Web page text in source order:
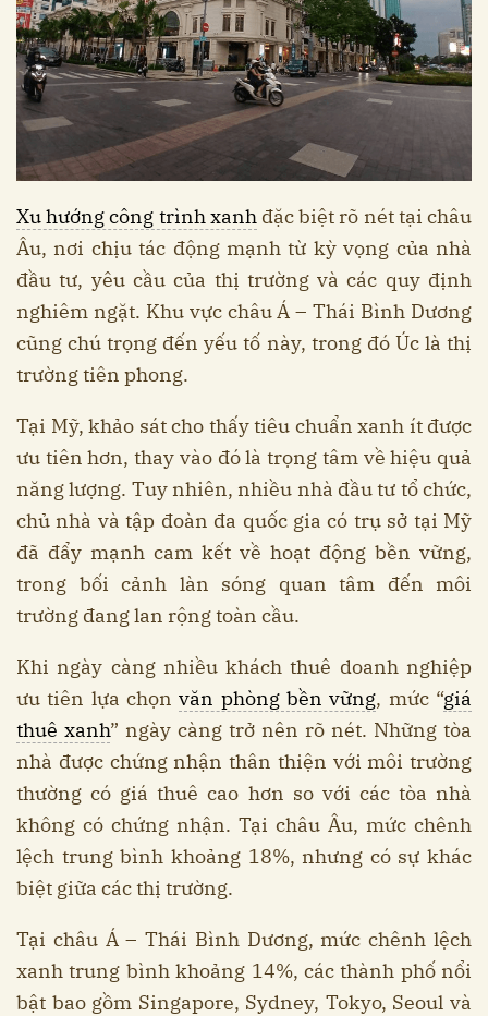
Xu hướng công trình xanhđặc biệt rõ nét tại châu
Âu, nơi chịu tác động mạnh từ kỳ vọng của nhà
đầu tư, yêu cầu của thị trường và các quy định
nghiêm ngặt. Khu vực châu Á – Thái Bình Dương
cũng chú trọng đến yếu tố này, trong đó Úc là thị
trường tiên phong.
Tại Mỹ, khảo sát cho thấy tiêu chuẩn xanh ít được
ưu tiên hơn, thay vào đó là trọng tâm về hiệu quả
năng lượng. Tuy nhiên, nhiều nhà đầu tư tổ chức,
chủ nhà và tập đoàn đa quốc gia có trụ sở tại Mỹ
đã đẩy mạnh cam kết về hoạt động bền vững,
trong bối cảnh làn sóng quan tâm đến môi
trường đang lan rộng toàn cầu.
Khi ngày càng nhiều khách thuê doanh nghiệp
ưu tiên lựa chọnvăn phòng bền vững, mức “giá
thuê xanh” ngày càng trở nên rõ nét. Những tòa
nhà được chứng nhận thân thiện với môi trường
thường có giá thuê cao hơn so với các tòa nhà
không có chứng nhận. Tại châu Âu, mức chênh
lệch trung bình khoảng 18%, nhưng có sự khác
biệt giữa các thị trường.
Tại châu Á – Thái Bình Dương, mức chênh lệch
xanh trung bình khoảng 14%, các thành phố nổi
bật bao gồm Singapore, Sydney, Tokyo, Seoul và